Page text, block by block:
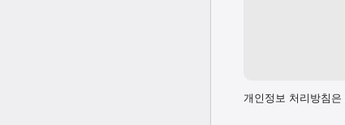
개인정보 처리방침